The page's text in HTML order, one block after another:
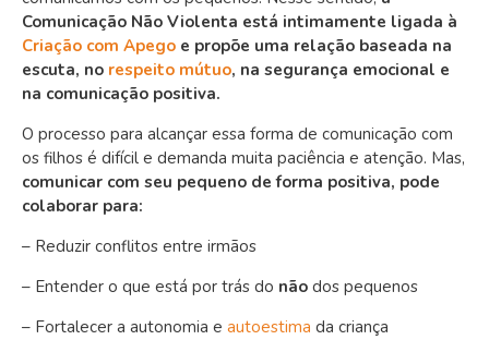
Comunicação Não Violenta está intimamente ligada à
Criação com Apego e propõe uma relação baseada na
escuta, no respeito mútuo, na segurança emocional e
na comunicação positiva.
O processo para alcançar essa forma de comunicação com
os filhos é difícil e demanda muita paciência e atenção. Mas,
comunicar com seu pequeno de forma positiva, pode
colaborar para:
– Reduzir conflitos entre irmãos
– Entender o que está por trás do não dos pequenos
– Fortalecer a autonomia e autoestima da criança